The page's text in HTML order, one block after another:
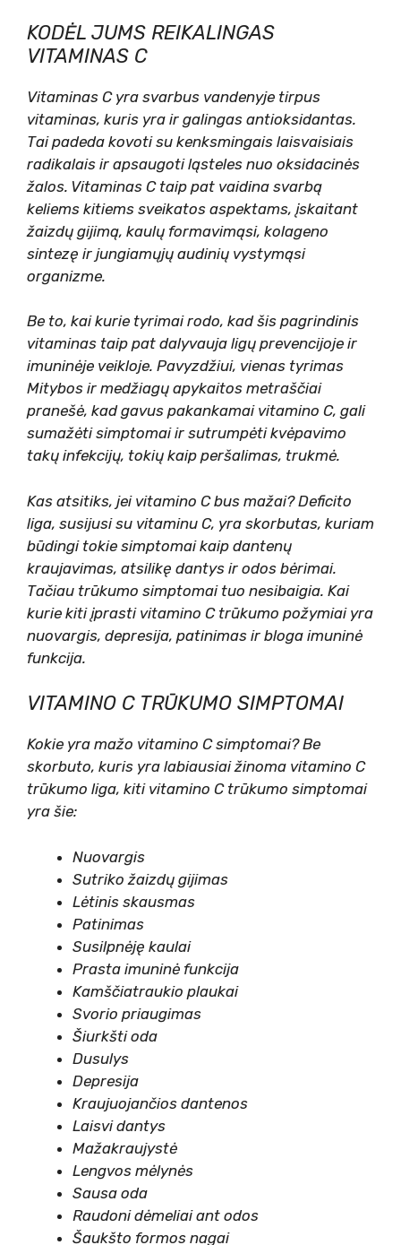
KODĖL JUMS REIKALINGAS
VITAMINAS C
Vitaminas C yra svarbus vandenyje tirpus
vitaminas, kuris yra ir galingas antioksidantas.
Tai padeda kovoti su kenksmingais laisvaisiais
radikalais ir apsaugoti ląsteles nuo oksidacinės
žalos. Vitaminas C taip pat vaidina svarbą
keliems kitiems sveikatos aspektams, įskaitant
žaizdų gijimą, kaulų formavimąsi, kolageno
sintezę ir jungiamųjų audinių vystymąsi
organizme.
Be to, kai kurie tyrimai rodo, kad šis pagrindinis
vitaminas taip pat dalyvauja ligų prevencijoje ir
imuninėje veikloje. Pavyzdžiui, vienas tyrimas
Mitybos ir medžiagų apykaitos metraščiai
pranešė, kad gavus pakankamai vitamino C, gali
sumažėti simptomai ir sutrumpėti kvėpavimo
takų infekcijų, tokių kaip peršalimas, trukmė.
Kas atsitiks, jei vitamino C bus mažai? Deficito
liga, susijusi su vitaminu C, yra skorbutas, kuriam
būdingi tokie simptomai kaip dantenų
kraujavimas, atsilikę dantys ir odos bėrimai.
Tačiau trūkumo simptomai tuo nesibaigia. Kai
kurie kiti įprasti vitamino C trūkumo požymiai yra
nuovargis, depresija, patinimas ir bloga imuninė
funkcija.
VITAMINO C TRŪKUMO SIMPTOMAI
Kokie yra mažo vitamino C simptomai? Be
skorbuto, kuris yra labiausiai žinoma vitamino C
trūkumo liga, kiti vitamino C trūkumo simptomai
yra šie:
Nuovargis
Sutriko žaizdų gijimas
Lėtinis skausmas
Patinimas
Susilpnėję kaulai
Prasta imuninė funkcija
Kamščiatraukio plaukai
Svorio priaugimas
Šiurkšti oda
Dusulys
Depresija
Kraujuojančios dantenos
Laisvi dantys
Mažakraujystė
Lengvos mėlynės
Sausa oda
Raudoni dėmeliai ant odos
Šaukšto formos nagai